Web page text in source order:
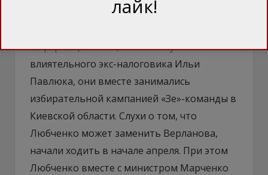
называемую группу «налоговиков» времен
информации СМИ, является кумом
влиятельного экс-налоговика Ильи
Павлюка, они вместе занимались
избирательной кампанией «Зе»-команды в
Киевской области. Слухи о том, что
Любченко может заменить Верланова,
начали ходить в начале апреля. При этом
Любченко вместе с министром Марченко
лайк!